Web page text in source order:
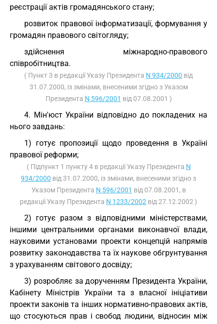
реєстрації актів громадянського стану;
розвиток правової інформатизації, формування у
громадян правового світогляду;
здійснення міжнародно-правового
співробітництва.
( Пункт 3 в редакції Указу Президента N 934/2000 від
31.07.2000, із змінами, внесеними згідно з Указом
Президента N 596/2001 від 07.08.2001 )
4. Мін'юст України відповідно до покладених на
нього завдань:
1) готує пропозиції щодо проведення в Україні
правової реформи;
( Підпункт 1 пункту 4 в редакції Указу Президента N
934/2000 від 31.07.2000, із змінами, внесеними згідно з
Указом Президента N 596/2001 від 07.08.2001, в
редакції Указу Президента N 1233/2002 від 27.12.2002 )
2) готує разом з відповідними міністерствами,
іншими центральними органами виконавчої влади,
науковими установами проекти концепцій напрямів
розвитку законодавства та їх наукове обгрунтування
з урахуванням світового досвіду;
3) розробляє за дорученням Президента України,
Кабінету Міністрів України та з власної ініціативи
проекти законів та інших нормативно-правових актів,
що стосуються прав і свобод людини, відносин між